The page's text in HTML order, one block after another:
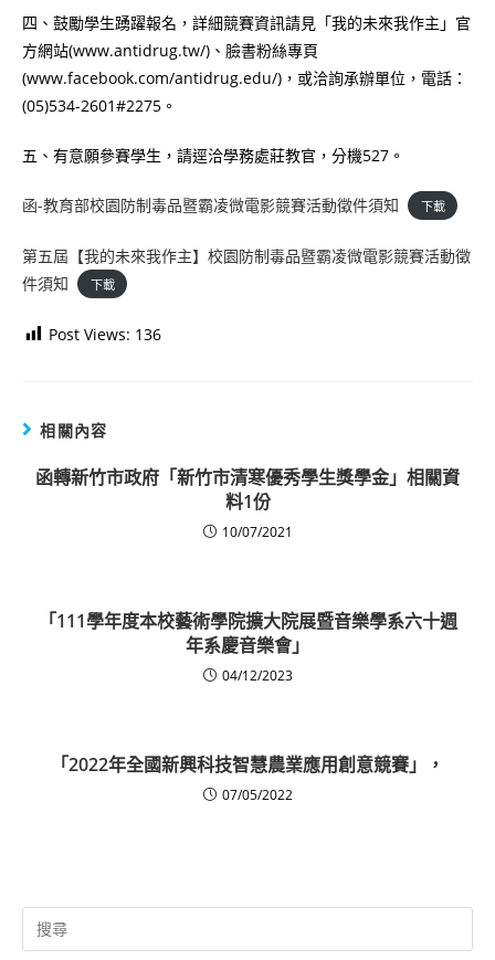
四、鼓勵學生踴躍報名，詳細競賽資訊請見「我的未來我作主」官
方網站(www.antidrug.tw/)、臉書粉絲專頁
(www.facebook.com/antidrug.edu/)，或洽詢承辦單位，電話：
(05)534-2601#2275。
五、有意願參賽學生，請逕洽學務處莊教官，分機527。
函-教育部校園防制毒品暨霸凌微電影競賽活動徵件須知 下載
第五屆【我的未來我作主】校園防制毒品暨霸凌微電影競賽活動徵
件須知
下載
Post Views: 136
相關內容
函轉新竹市政府「新竹市清寒優秀學生獎學金」相關資
料1份
10/07/2021
「111學年度本校藝術學院擴大院展暨音樂學系六十週
年系慶音樂會」
04/12/2023
「2022年全國新興科技智慧農業應用創意競賽」，
07/05/2022
Search
for: